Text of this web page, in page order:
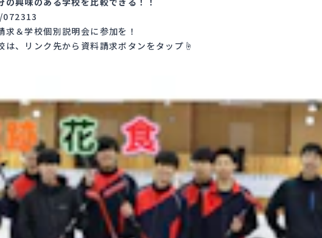
＆学校個別説明会に参加を！
は、リンク先から資料請求ボタンをタップ☝️